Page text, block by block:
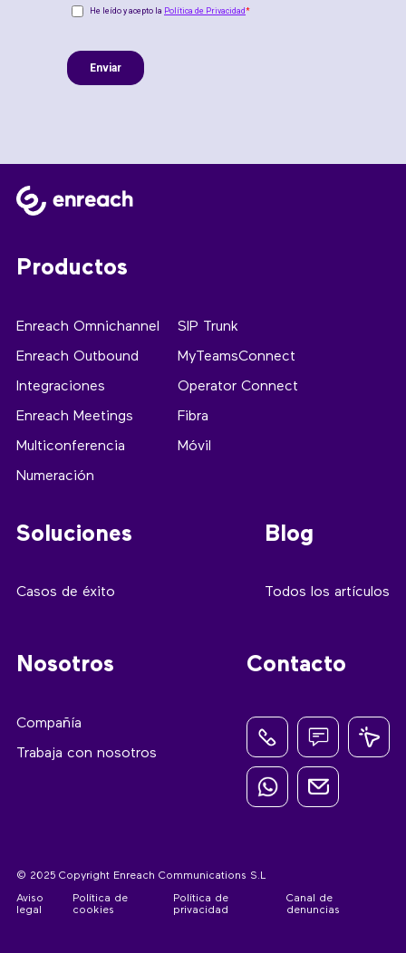
Productos
Enreach Omnichannel
Enreach Outbound
Integraciones
Enreach Meetings
Multiconferencia
Numeración
SIP Trunk
MyTeamsConnect
Operator Connect
Fibra
Móvil
Soluciones
Casos de éxito
Blog
Todos los artículos
Nosotros
Compañía
Trabaja con nosotros
Contacto
© 2025 Copyright Enreach Communications S.L
Aviso
legal
Política de
cookies
Política de
privacidad
Canal de
denuncias